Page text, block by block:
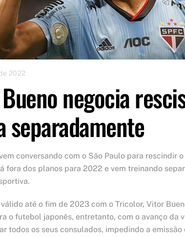
2022
negocia
separadamente
conversando com o São Paulo para rescindir
fora dos planos para 2022 e vem treinando
até o fim de 2023 com o Tricolor, Vitor
o futebol japonês, entretanto, com o avanço da
todos os seus consulados, impedindo a